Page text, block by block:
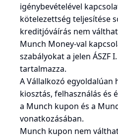
igénybevételével
kötelezettség teljesítése
kreditjóváírás nem
Munch Money-val
szabályokat a jelen ÁSZF
tartalmazza.
A Vállalkozó egyoldalúan
kiosztás, felhasználás és
a Munch kupon és a
vonatkozásában.
Munch kupon nem